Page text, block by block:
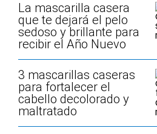
La mascarilla casera
que te dejará el pelo
sedoso y brillante para
recibir el Año Nuevo
3 mascarillas caseras
para fortalecer el
cabello decolorado y
maltratado